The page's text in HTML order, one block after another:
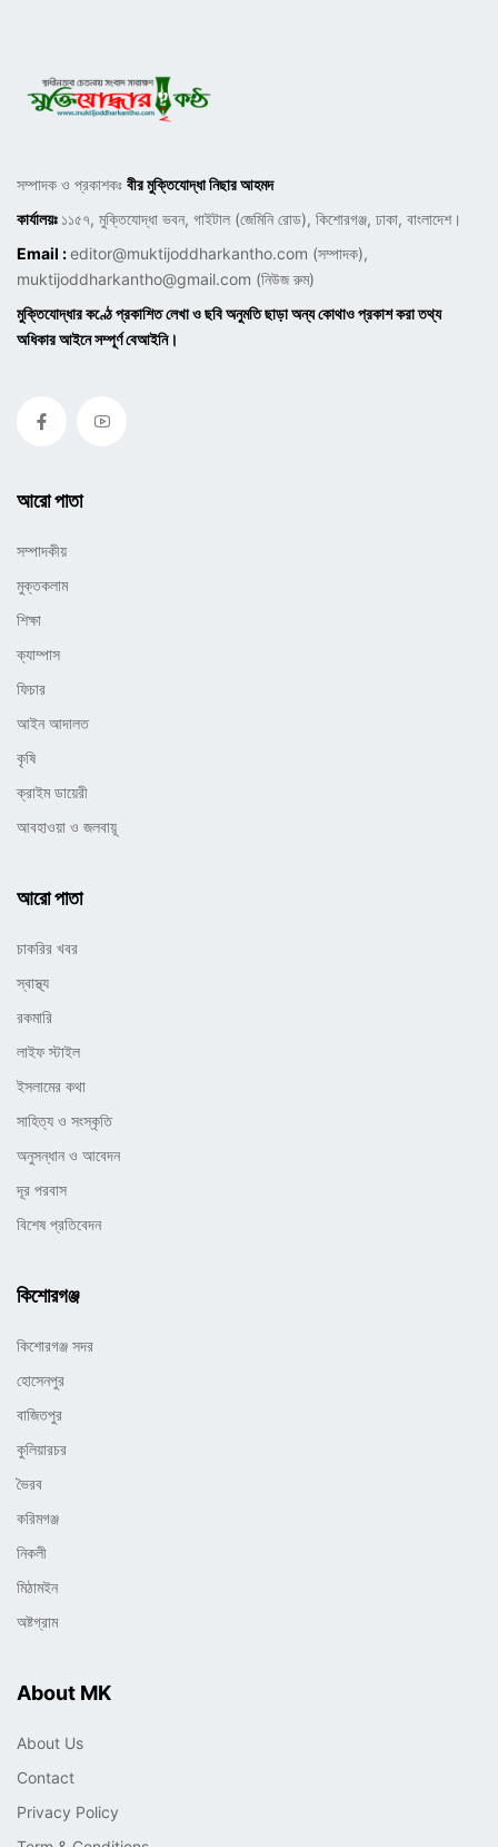
সম্পাদক ও প্রকাশকঃ বীর মুক্তিযোদ্ধা নিছার আহমদ
কার্যালয়ঃ ১১৫৭, মুক্তিযোদ্ধা ভবন, গাইটাল (জেমিনি রোড), কিশোরগঞ্জ, ঢাকা, বাংলাদেশ।
Email :editor@muktijoddharkantho.com (সম্পাদক),
muktijoddharkantho@gmail.com (নিউজ রুম)
মুক্তিযোদ্ধার কণ্ঠে প্রকাশিত লেখা ও ছবি অনুমতি ছাড়া অন্য কোথাও প্রকাশ করা তথ্য
অধিকার আইনে সম্পূর্ণ বেআইনি।
আরো পাতা
সম্পাদকীয়
মুক্তকলাম
শিক্ষা
ক্যাম্পাস
ফিচার
আইন আদালত
কৃষি
ক্রাইম ডায়েরী
আবহাওয়া ও জলবায়ূ
আরো পাতা
চাকরির খবর
স্বাস্থ্য
রকমারি
লাইফ স্টাইল
ইসলামের কথা
সাহিত্য ও সংস্কৃতি
অনুসন্ধান ও আবেদন
দূর পরবাস
বিশেষ প্রতিবেদন
কিশোরগঞ্জ
কিশোরগঞ্জ সদর
হোসেনপুর
বাজিতপুর
কুলিয়ারচর
ভৈরব
করিমগঞ্জ
নিকলী
মিঠামইন
অষ্টগ্রাম
About MK
About Us
Contact
Privacy Policy